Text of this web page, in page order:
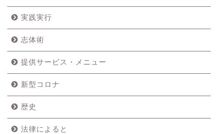
実践実行
志体術
提供サービス・メニュー
新型コロナ
歴史
法律によると